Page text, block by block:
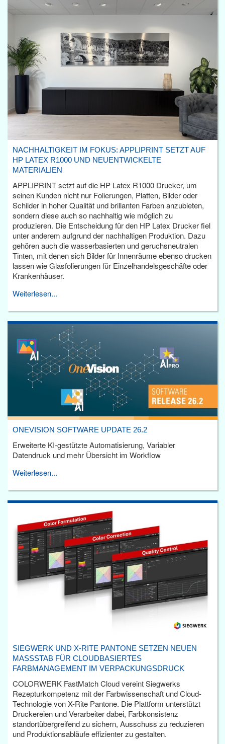
NACHHALTIGKEIT IM FOKUS: APPLIPRINT SETZT AUF
HP LATEX R1000 UND NEUENTWICKELTE
MATERIALIEN
APPLIPRINT setzt auf die HP Latex R1000 Drucker, um
seinen Kunden nicht nur Folierungen, Platten, Bilder oder
Schilder in hoher Qualität und brillanten Farben anzubieten,
sondern diese auch so nachhaltig wie möglich zu
produzieren. Die Entscheidung für den HP Latex Drucker fiel
unter anderem aufgrund der nachhaltigen Produktion. Dazu
gehören auch die wasserbasierten und geruchsneutralen
Tinten, mit denen sich Bilder für Innenräume ebenso drucken
lassen wie Glasfolierungen für Einzelhandelsgeschäfte oder
Krankenhäuser.
Weiterlesen...
ONEVISION SOFTWARE UPDATE 26.2
Erweiterte KI-gestützte Automatisierung, Variabler
Datendruck und mehr Übersicht im Workflow
Weiterlesen...
SIEGWERK UND X-RITE PANTONE SETZEN NEUEN
MASSSTAB FÜR CLOUDBASIERTES F
ARBMANAGEMENT IM VERPACKUNGSDRUCK
COLORWERK FastMatch Cloud vereint Siegwerks
Rezepturkompetenz mit der Farbwissenschaft und Cloud-
Technologie von X-Rite Pantone. Die Plattform unterstützt
Druckereien und Verarbeiter dabei, Farbkonsistenz
standortübergreifend zu sichern, Ausschuss zu reduzieren
und Produktionsabläufe effizienter zu gestalten.